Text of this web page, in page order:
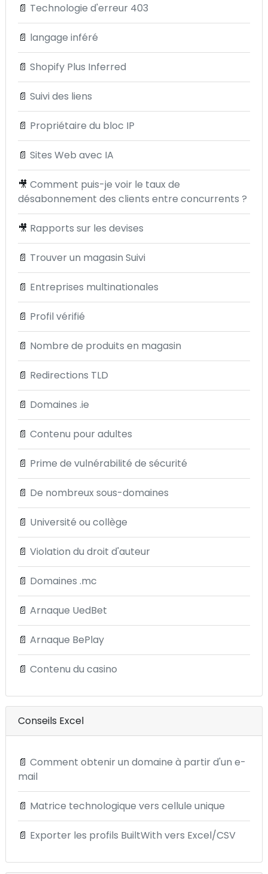
📄 Technologie d'erreur 403
📄 langage inféré
📄 Shopify Plus Inferred
📄 Suivi des liens
📄 Propriétaire du bloc IP
📄 Sites Web avec IA
🎥 Comment puis-je voir le taux de
désabonnement des clients entre concurrents ?
🎥 Rapports sur les devises
📄 Trouver un magasin Suivi
📄 Entreprises multinationales
📄 Profil vérifié
📄 Nombre de produits en magasin
📄 Redirections TLD
📄 Domaines .ie
📄 Contenu pour adultes
📄 Prime de vulnérabilité de sécurité
📄 De nombreux sous-domaines
📄 Université ou collège
📄 Violation du droit d'auteur
📄 Domaines .mc
📄 Arnaque UedBet
📄 Arnaque BePlay
📄 Contenu du casino
Conseils Excel
📄 Comment obtenir un domaine à partir d'un e-
mail
📄 Matrice technologique vers cellule unique
📄 Exporter les profils BuiltWith vers Excel/CSV